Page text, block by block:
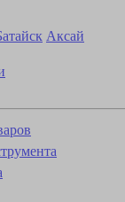
Аксай